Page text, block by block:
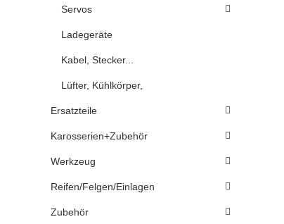
Servos
Ladegeräte
Kabel, Stecker...
Lüfter, Kühlkörper,
Ersatzteile
Karosserien+Zubehör
Werkzeug
Reifen/Felgen/Einlagen
Zubehör